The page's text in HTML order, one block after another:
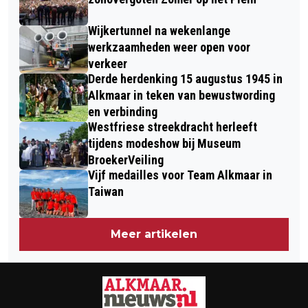
TREINVERKEER IN NOORD-HOLLAND
Wijkertunnel na wekenlange
werkzaamheden weer open voor
verkeer
Derde herdenking 15 augustus 1945 in
Alkmaar in teken van bewustwording
en verbinding
Westfriese streekdracht herleeft
tijdens modeshow bij Museum
BroekerVeiling
Vijf medailles voor Team Alkmaar in
Taiwan
Meer artikelen